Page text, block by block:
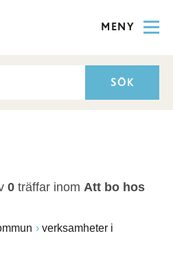
MENY
0 träffar inom Att bo hos
verksamheter i